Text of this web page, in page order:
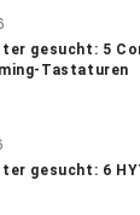
gesucht: 5
Tastaturen
gesucht: 6